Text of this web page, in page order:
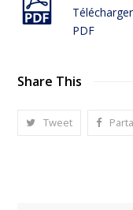
PDF
Share This
Tweet